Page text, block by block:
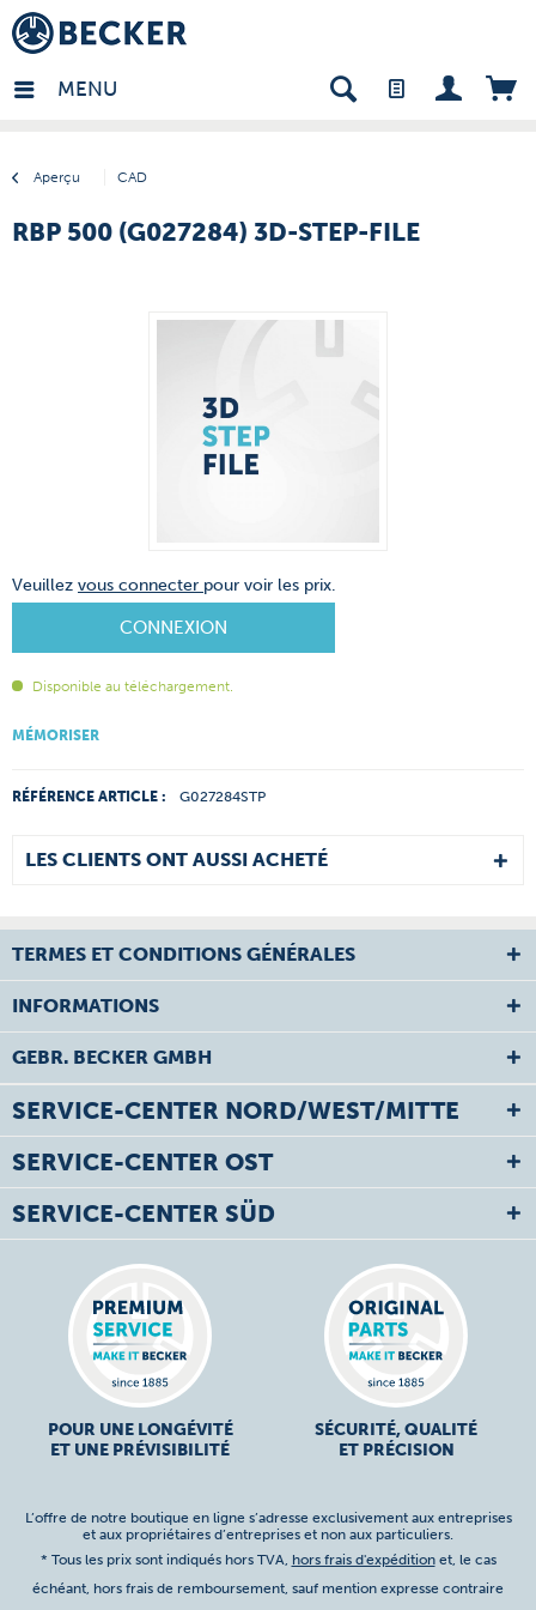
MENU
Aperçu CAD
- FR
RBP 500 (G027284) 3D-STEP-FILE
Veuillez vous connecter pour voir les prix.
CONNEXION
Disponible au téléchargement.
MÉMORISER
RÉFÉRENCE ARTICLE : G027284STP
LES CLIENTS ONT AUSSI ACHETÉ
TERMES ET CONDITIONS GÉNÉRALES
INFORMATIONS
GEBR. BECKER GMBH
SERVICE-CENTER NORD/WEST/MITTE
SERVICE-CENTER OST
SERVICE-CENTER SÜD
POUR UNE LONGÉVITÉ
ET UNE PRÉVISIBILITÉ
SÉCURITÉ, QUALITÉ
ET PRÉCISION
L’offre de notre boutique en ligne s’adresse exclusivement aux entreprises
et aux propriétaires d’entreprises et non aux particuliers.
* Tous les prix sont indiqués hors TVA, hors frais d'expéditionet, le cas
échéant, hors frais de remboursement, sauf mention expresse contraire